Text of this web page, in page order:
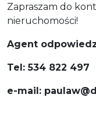
Zapraszam do
nieruchomości!
Agent
Tel: 534 822 497
e-mail: